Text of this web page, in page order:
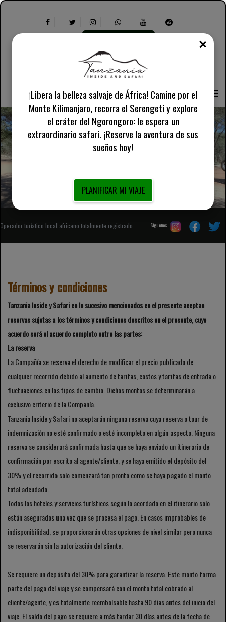
Seleccionar
inglés reino unido
Seleccione
lo
siguiente:
Información práctica
Términos y condiciones - Tanzania Inside y Safari
Operador turístico local africano totalmente registrado Síguenos
Términos y condiciones
Tanzania Inside y Safari en lo sucesivo mencionados en el presente aceptan
reservas sujetas a los términos y condiciones descritos en el presente, cuyo
acuerdo será el acuerdo completo entre las partes:
La reserva
La Compañía se reserva el derecho de modificar el precio publicado de
cualquier recorrido debido al aumento de tarifas, costos y tarifas de entrada o
fluctuaciones en los tipos de cambio. Dichos montos se determinarán a
exclusivo criterio de la Compañía.
Tanzania Inside y Safari no aceptarán ninguna reserva cuya reserva o tour de
indemnización no esté confirmado o esté incompleto en algún aspecto. Ninguna
reserva se considerará confirmada hasta que se haya enviado un itinerario de
confirmación por escrito al agente/cliente, y se haya emitido el depósito del
30% y el recorrido solo comenzará tan pronto como se haya pagado el monto
total adeudado.
Todos los hoteles y servicios turísticos según lo acordado en el itinerario solo
están asegurados una vez que se procesa el pago. En casos improbables de
indisponibilidad, se proporcionarán otras opciones de nivel similar pero nunca
se reservarán sin la autorización del cliente.
Se requiere un depósito del 30% para garantizar la reserva. Este monto forma
parte del pago del viaje y se compensará con el monto total cobrado al
cliente/agente, y es totalmente reembolsable hasta 90 días antes del inicio del
viaje. El saldo del pago se requiere a más tardar 30 días antes de la fecha de
¡Libera la belleza salvaje de África! Camine por el
Monte Kilimanjaro, recorra el Serengeti y explore
el cráter del Ngorongoro: le espera un
extraordinario safari. ¡Reserve la aventura de sus
sueños hoy!
PLANIFICAR MI VIAJE